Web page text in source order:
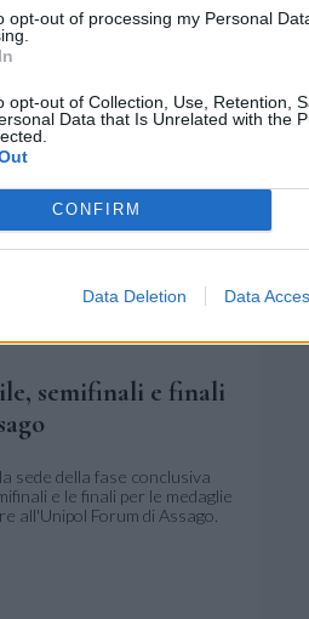
opt-out of processing my Personal
opt-out of Collection, Use, Retention,
Data that Is Unrelated with the
CONFIRM
Data Deletion Data
sulle condizioni di Ebrar
edema del midollo osseo
sacroiliaca. La giocatrice è
Orsi Toth
su tre
Valentina Gottardi e Reka
azzurre battono 2-0 le
il girone al primo posto
di...
semifinali e finali
sede della fase conclusiva
e le finali per le medaglie
all'Unipol Forum di Assago.